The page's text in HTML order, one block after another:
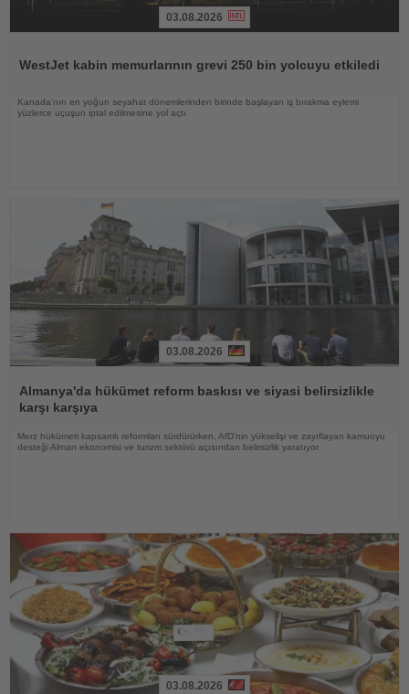
03.08.2026
WestJet kabin memurlarının grevi 250 bin yolcuyu etkiledi
Kanada'nın en yoğun seyahat dönemlerinden birinde başlayan iş bırakma eylemi
yüzlerce uçuşun iptal edilmesine yol açtı
Oku
03.08.2026
Almanya'da hükümet reform baskısı ve siyasi belirsizlikle
karşı karşıya
Merz hükümeti kapsamlı reformları sürdürürken, AfD'nin yükselişi ve zayıflayan kamuoyu
desteği Alman ekonomisi ve turizm sektörü açısından belirsizlik yaratıyor
03.08.2026